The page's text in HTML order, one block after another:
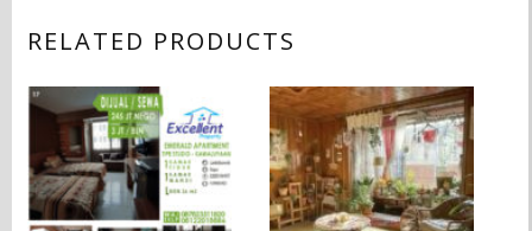
RELATED PRODUCTS